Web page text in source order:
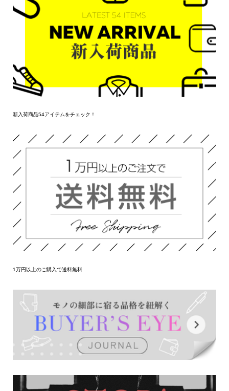
新入荷商品54アイテムをチェック！
1万円以上のご購入で送料無料